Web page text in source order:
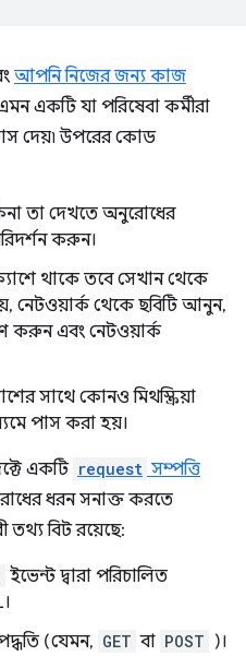
আপনি নিজের জন্য কাজ
একটি যা পরিষেবা কর্মীরা
দেয়৷ উপরের কোড
তা দেখতে অনুরোধের
করুন।
থাকে তবে সেখান থেকে
নেটওয়ার্ক থেকে ছবিটি আনুন,
করুন এবং নেটওয়ার্ক
সাথে কোনও মিথস্ক্রিয়া
পাস করা হয়।
একটি request সম্পত্তি
ধরন সনাক্ত করতে
তথ্য বিট রয়েছে:
ইভেন্ট দ্বারা পরিচালিত
(যেমন, GET বা POST )।